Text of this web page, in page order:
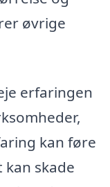
øvrige
erfaringen
kan føre
skade